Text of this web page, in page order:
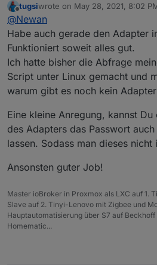
Offline
tugsiwrote on May 28, 2021, 8:02
last edited by
@Newan
Habe auch gerade den Adapter
Funktioniert soweit alles gut.
Ich hatte bisher die Abfrage
Script unter Linux gemacht und
warum gibt es noch kein
Eine kleine Anregung, kannst
des Adapters das Passwort
lassen. Sodass man dieses
Ansonsten guter Job!
Master ioBroker in Proxmox als LXC auf 1.
Slave auf 2. Tinyi-Lenovo mit Zigbee und
Hauptautomatisierung über S7 auf Beckhoff
Homematic...